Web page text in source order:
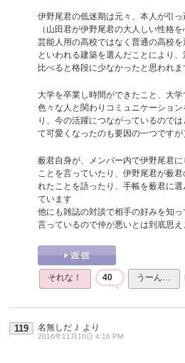
伊野尾君の低迷期は元々、本人が引
（山田君が伊野尾君の大人しい性格
芸能人用の高校ではなく普通の高校
といわれる建築を選んだことにより
比べると格段に少なかったと思われま
大学を卒業し時間ができたこと、大学
色々な人と関わりコミュニケーショ
り、今の活躍につながっているので
て可愛くなったのも要因の一つですが
薮君自身が、メンバー内で伊野尾君
ことを言っていたり、伊野尾君が薮
れたことを語ったり、手帳を薮君に
ています
他にも雑誌の対談で相手の好みを知
言っているので仲が悪いとは到底思え
それな！ 40 うーん…
119 名無しだＪ より
2016年11月10日 4:16 PM